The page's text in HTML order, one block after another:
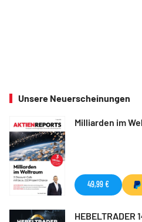
Unsere Neuerscheinungen
Milliarden im
49,99 €
HEBELTRADER